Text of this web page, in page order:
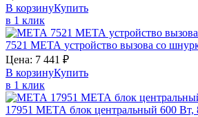
В корзинуКупить
в 1 клик
7521 МЕТА устройство вызова со
Цена: 7 441 ₽
В корзинуКупить
в 1 клик
17951 МЕТА блок центральный 600 Вт,